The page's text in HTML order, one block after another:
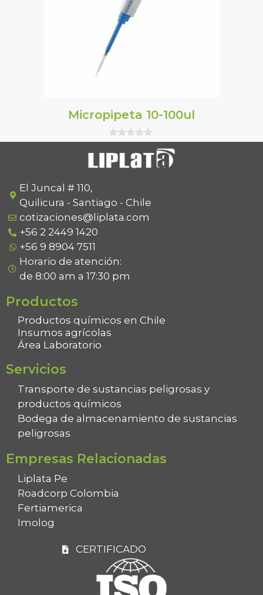
Micropipeta 10-100ul
0
o
u
t
El Juncal # 110,
Quilicura - Santiago - Chile
cotizaciones@liplata.com
+56 2 2449 1420
+56 9 8904 7511
Horario de atención:
de 8:00 am a 17:30 pm
Productos
Productos químicos en Chile
Insumos agrícolas
Área Laboratorio
Servicios
Transporte de sustancias peligrosas y
productos químicos
Bodega de almacenamiento de sustancias
peligrosas
Empresas Relacionadas
Liplata Pe
Roadcorp Colombia
Fertiamerica
Imolog
CERTIFICADO